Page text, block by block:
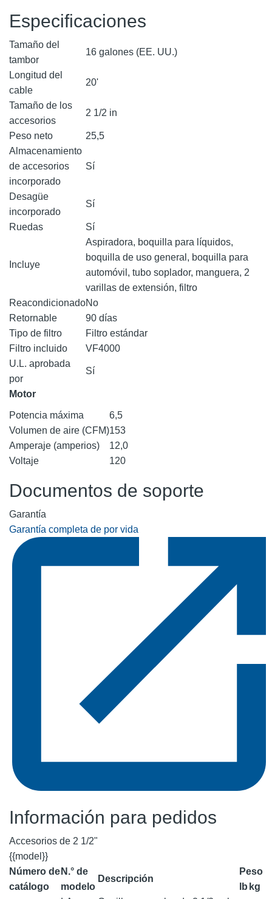
Especificaciones
Tamaño del
tambor
16 galones (EE. UU.)
Longitud del
cable
20'
Tamaño de los
accesorios
2 1/2 in
Peso neto
25,5
Almacenamiento
de accesorios
incorporado
Sí
Desagüe
incorporado
Sí
Ruedas Sí
Incluye
Aspiradora, boquilla para líquidos,
boquilla de uso general, boquilla para
automóvil, tubo soplador, manguera, 2
varillas de extensión, filtro
ReacondicionadoNo
Retornable
90 días
Tipo de filtro
Filtro estándar
Filtro incluido
VF4000
U.L. aprobada
por
Sí
Motor
Potencia máxima
6,5
Volumen de aire (CFM)153
Amperaje (amperios)
12,0
Voltaje
120
Documentos de soporte
Garantía
Garantía completa de por vida
Información para pedidos
Accesorios de 2 1/2"
{{model}}
Número de
catálogo
N.° de
modelo
Descripción
Peso
lb kg